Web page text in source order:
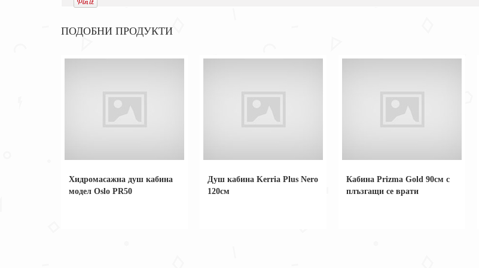
ПОДОБНИ ПРОДУКТИ
Хидромасажна душ кабина
модел Oslo PR50
Душ кабина Kerria Plus Nero
120см
Кабина Prizma Gold 90см с
плъзгащи се врати